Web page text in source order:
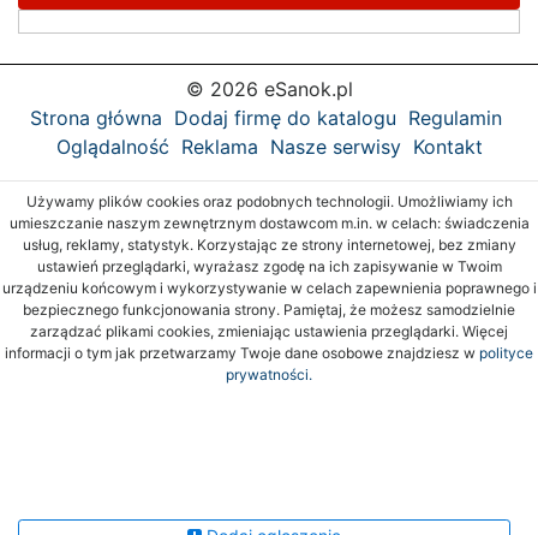
© 2026 eSanok.pl
Strona główna Dodaj firmę do katalogu Regulamin
Oglądalność Reklama Nasze serwisy Kontakt
Używamy plików cookies oraz podobnych technologii. Umożliwiamy ich
umieszczanie naszym zewnętrznym dostawcom m.in. w celach: świadczenia
usług, reklamy, statystyk. Korzystając ze strony internetowej, bez zmiany
ustawień przeglądarki, wyrażasz zgodę na ich zapisywanie w Twoim
urządzeniu końcowym i wykorzystywanie w celach zapewnienia poprawnego i
bezpiecznego funkcjonowania strony. Pamiętaj, że możesz samodzielnie
zarządzać plikami cookies, zmieniając ustawienia przeglądarki. Więcej
informacji o tym jak przetwarzamy Twoje dane osobowe znajdziesz w polityce
prywatności.